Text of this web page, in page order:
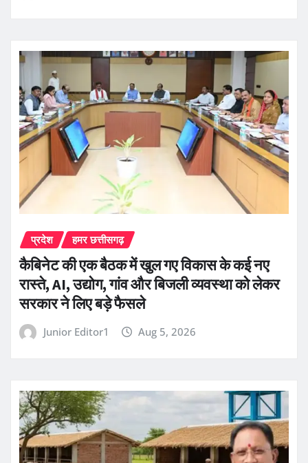
प्रदेश हमर छत्तीसगढ़
कैबिनेट की एक बैठक में खुल गए विकास के कई नए
रास्ते, AI, उद्योग, गांव और बिजली व्यवस्था को लेकर
सरकार ने लिए बड़े फैसले
Junior Editor1 Aug 5, 2026